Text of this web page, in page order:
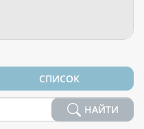
СПИСОК
НАЙТИ